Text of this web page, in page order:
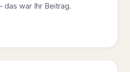
das war Ihr Beitrag.